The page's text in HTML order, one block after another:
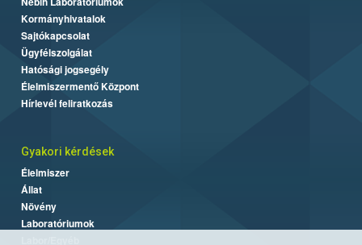
Kormányhivatalok
Sajtókapcsolat
Ügyfélszolgálat
Hatósági jogsegély
Élelmiszermentő Központ
Hírlevél feliratkozás
Gyakori kérdések
Élelmiszer
Állat
Növény
Laboratóriumok